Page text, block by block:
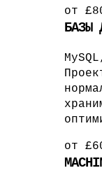
от
БАЗЫ
от